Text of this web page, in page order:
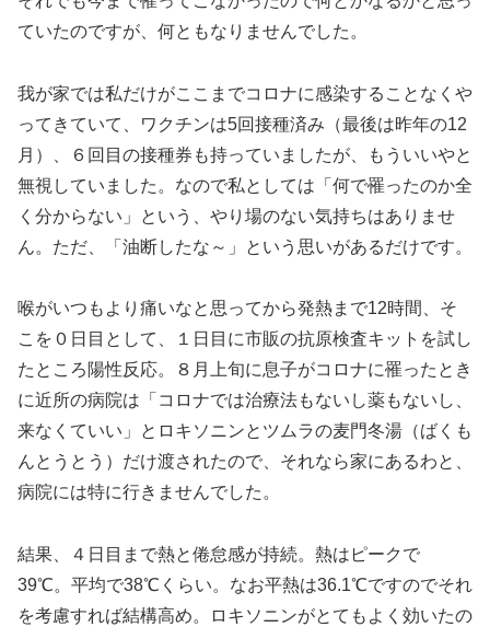
ていたのですが、何ともなりませんでした。
我が家では私だけがここまでコロナに感染することなくや
ってきていて、ワクチンは5回接種済み（最後は昨年の12
月）、６回目の接種券も持っていましたが、もういいやと
無視していました。なので私としては「何で罹ったのか全
く分からない」という、やり場のない気持ちはありませ
ん。ただ、「油断したな～」という思いがあるだけです。
喉がいつもより痛いなと思ってから発熱まで12時間、そ
こを０日目として、１日目に市販の抗原検査キットを試し
たところ陽性反応。８月上旬に息子がコロナに罹ったとき
に近所の病院は「コロナでは治療法もないし薬もないし、
来なくていい」とロキソニンとツムラの麦門冬湯（ばくも
んとうとう）だけ渡されたので、それなら家にあるわと、
病院には特に行きませんでした。
結果、４日目まで熱と倦怠感が持続。熱はピークで
39℃。平均で38℃くらい。なお平熱は36.1℃ですのでそれ
を考慮すれば結構高め。ロキソニンがとてもよく効いたの